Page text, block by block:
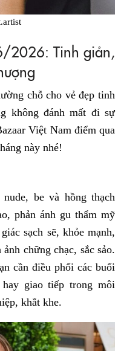
2026: Tinh giản,
chỗ cho vẻ đẹp tinh
không đánh mất đi sự
Việt Nam điểm qua
này nhé!
be và hồng thạch
phản ánh gu thẩm mỹ
sạch sẽ, khỏe mạnh,
chững chạc, sắc sảo.
cần điều phối các buổi
giao tiếp trong môi
khắt khe.